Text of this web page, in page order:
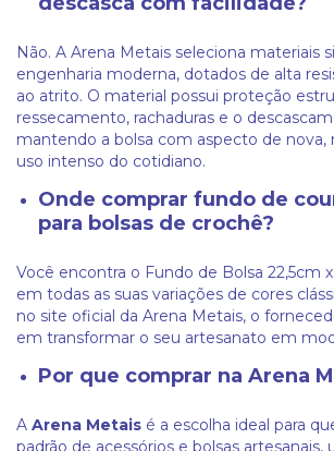
Não. A Arena Metais seleciona materiais
engenharia moderna, dotados de alta
ao atrito. O material possui proteção
ressecamento, rachaduras e o
mantendo a bolsa com aspecto de
uso intenso do cotidiano.
Onde comprar fundo de
para bolsas de crochê?
Você encontra o Fundo de Bolsa 22,5cm
em todas as suas variações de cores
no site oficial da Arena Metais, o
em transformar o seu artesanato em
Por que comprar na Arena
A Arena Metais é a escolha ideal para
padrão de acessórios e bolsas artesanais,